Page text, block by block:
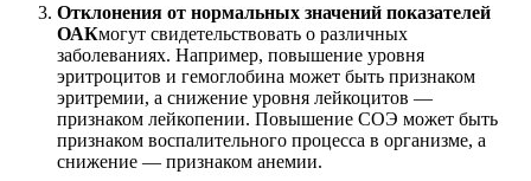
Отклонения от нормальных значений показателей
ОАКмогут свидетельствовать о различных
заболеваниях. Например, повышение уровня
эритроцитов и гемоглобина может быть признаком
эритремии, а снижение уровня лейкоцитов —
признаком лейкопении. Повышение СОЭ может быть
признаком воспалительного процесса в организме, а
снижение — признаком анемии.